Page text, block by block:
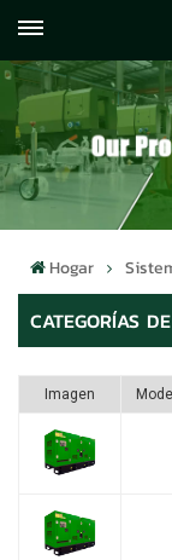
059122071372
Hogar
CATEGORÍAS
Imagen